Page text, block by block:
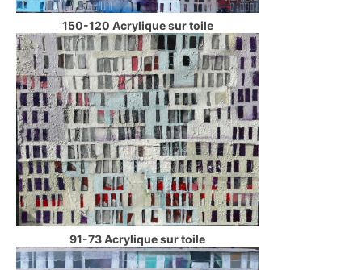
150-120 Acrylique sur toile
91-73 Acrylique sur toile